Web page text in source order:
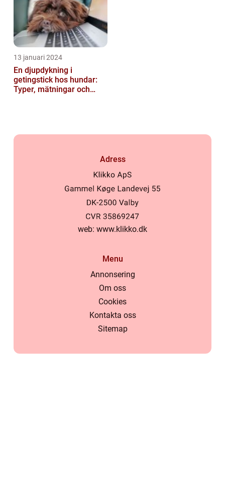
13 januari 2024
En djupdykning i
getingstick hos hundar:
Typer, mätningar och
Adress
web: www.klikko.dk
Menu
Annonsering
Om oss
Cookies
Kontakta oss
Sitemap